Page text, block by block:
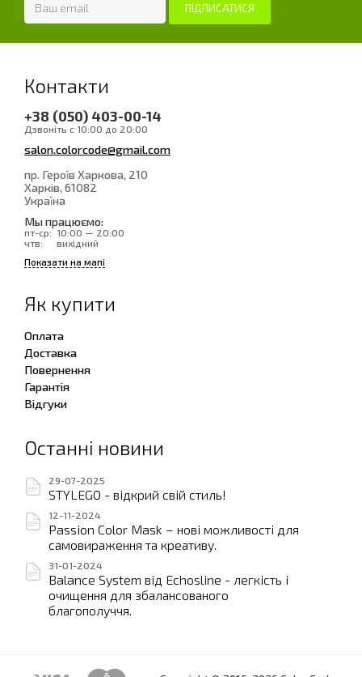
Контакти
+38 (050) 403-00-14
Дзвоніть с 10:00 до 20:00
salon.colorcode@gmail.com
пр. Героїв Харкова, 210
Харків, 61082
Україна
Мы працюємо:
пт-ср: 10:00 — 20:00
чтв:
вихідний
Показати на мапі
Як купити
Оплата
Доставка
Повернення
Гарантія
Відгуки
Останні новини
29-07-2025
STYLEGO - відкрий свій стиль!
12-11-2024
Passion Color Mask – нові можливості для
самовираження та креативу.
31-01-2024
Balance System від Echosline - легкість і
очищення для збалансованого
благополуччя.